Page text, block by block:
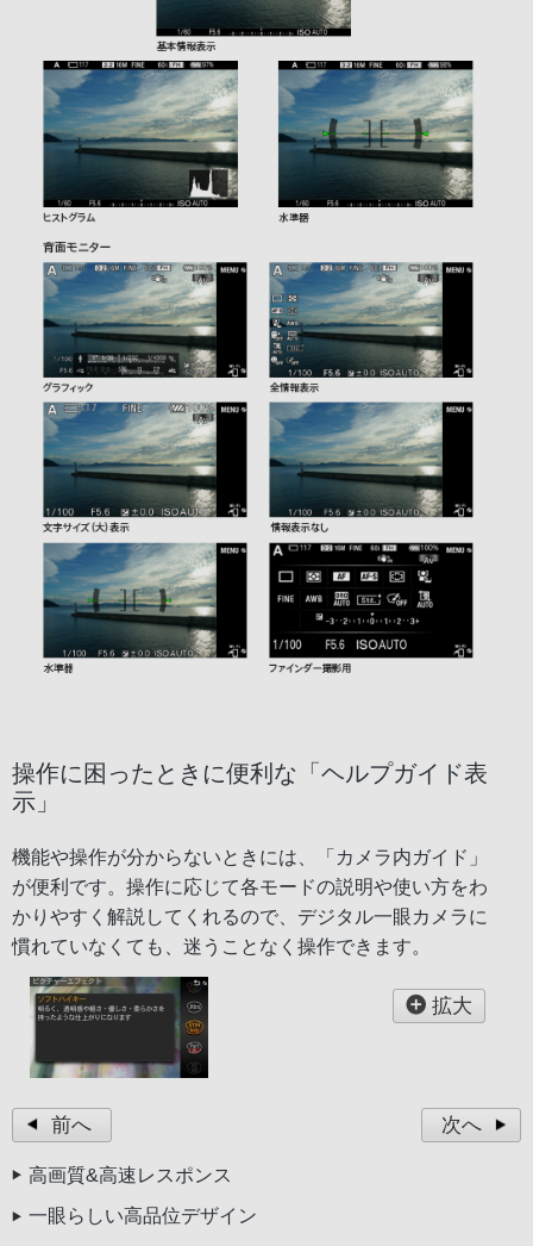
操作に困ったときに便利な「ヘルプガイド表
示」
機能や操作が分からないときには、「カメラ内ガイド」
が便利です。操作に応じて各モードの説明や使い方をわ
かりやすく解説してくれるので、デジタル一眼カメラに
慣れていなくても、迷うことなく操作できます。
拡大
前へ 次へ
高画質&高速レスポンス
一眼らしい高品位デザイン